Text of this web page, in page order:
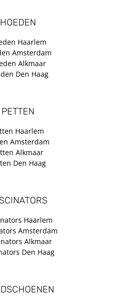
HOEDEN
Haarlem
Amsterdam
Alkmaar
Den Haag
PETTEN
Haarlem
Amsterdam
Alkmaar
Den Haag
Haarlem
Amsterdam
Alkmaar
Den Haag